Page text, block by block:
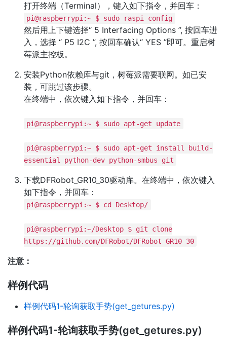
打开终端（Terminal），键入如下指令，并回车：
pi@raspberrypi:~ $ sudo raspi-config
然后用上下键选择“ 5 Interfacing Options ”, 按回车进
入，选择 “ P5 I2C ”, 按回车确认“ YES ”即可。重启树
莓派主控板。
安装Python依赖库与git，树莓派需要联网。如已安
装，可跳过该步骤。
在终端中，依次键入如下指令，并回车：
pi@raspberrypi:~ $ sudo apt-get update
pi@raspberrypi:~ $ sudo apt-get install build-
essential python-dev python-smbus git
下载DFRobot_GR10_30驱动库。在终端中，依次键入
如下指令，并回车：
pi@raspberrypi:~ $ cd Desktop/
pi@raspberrypi:~/Desktop $ git clone
https://github.com/DFRobot/DFRobot_GR10_30
注意：
样例代码
样例代码1-轮询获取手势(get_getures.py)
样例代码1-轮询获取手势(get_getures.py)